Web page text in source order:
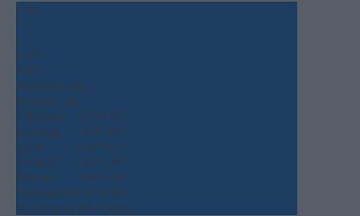
+36
°
C
+37°
+25°
Θεσσαλονίκη
Κυριακή, 09
Σάββατο
+37°+25°
Δευτέρα
+34°+25°
Τρίτη
+36°+26°
Τετάρτη
+38°+26°
Πέμπτη
+34°+26°
Παρασκευή+31°+24°
Πρόγνωση για 7 μέρες